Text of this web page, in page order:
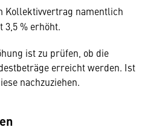
Kollektivvertrag namentlich
% erhöht.
ist zu prüfen, ob die
erreicht werden. Ist
nachzuziehen.